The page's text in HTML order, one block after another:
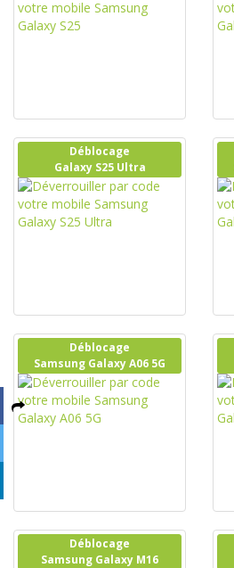
Déblocage
Galaxy S25 Ultra
Déblocage
Samsung Galaxy A06 5G
Déblocage
Samsung Galaxy M16